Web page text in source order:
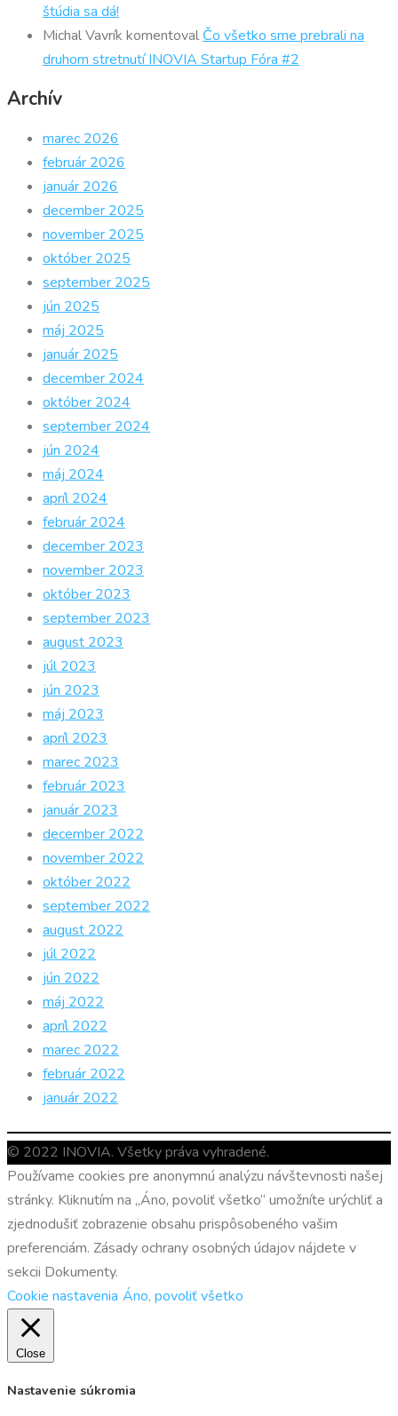
štúdia sa dá!
Michal Vavrík komentoval Čo všetko sme prebrali na
druhom stretnutí INOVIA Startup Fóra #2
Archív
marec 2026
február 2026
január 2026
december 2025
november 2025
október 2025
september 2025
jún 2025
máj 2025
január 2025
december 2024
október 2024
september 2024
jún 2024
máj 2024
apríl 2024
február 2024
december 2023
november 2023
október 2023
september 2023
august 2023
júl 2023
jún 2023
máj 2023
apríl 2023
marec 2023
február 2023
január 2023
december 2022
november 2022
október 2022
september 2022
august 2022
júl 2022
jún 2022
máj 2022
apríl 2022
marec 2022
február 2022
január 2022
© 2022 INOVIA. Všetky práva vyhradené.
Používame cookies pre anonymnú analýzu návštevnosti našej
stránky. Kliknutím na „Áno, povoliť všetko“ umožníte urýchliť a
zjednodušiť zobrazenie obsahu prispôsobeného vašim
preferenciám. Zásady ochrany osobných údajov nájdete v
sekcii Dokumenty.
Cookie nastavenia Áno, povoliť všetko
Close
Nastavenie súkromia